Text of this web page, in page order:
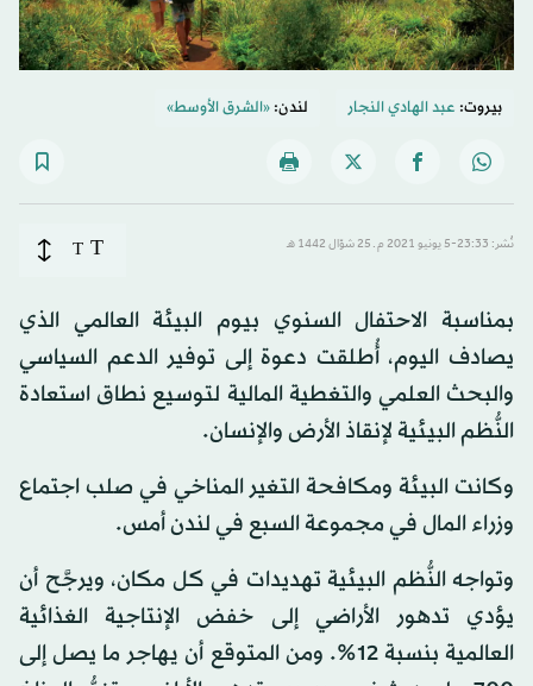
بيروت: عبد الهادي النجار لندن:«الشرق الأوسط»
نُشر: 23:33-5 يونيو 2021 م ـ 25 شوّال 1442 هـ T
T
بمناسبة الاحتفال السنوي بيوم البيئة العالمي الذي
يصادف اليوم، أُطلقت دعوة إلى توفير الدعم السياسي
والبحث العلمي والتغطية المالية لتوسيع نطاق استعادة
النُّظم البيئية لإنقاذ الأرض والإنسان.
وكانت البيئة ومكافحة التغير المناخي في صلب اجتماع
وزراء المال في مجموعة السبع في لندن أمس.
وتواجه النُّظم البيئية تهديدات في كل مكان، ويرجَّح أن
يؤدي تدهور الأراضي إلى خفض الإنتاجية الغذائية
العالمية بنسبة 12%. ومن المتوقع أن يهاجر ما يصل إلى